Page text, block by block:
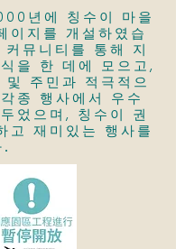
년에 칭수이 마을
이지를 개설하였습
뮤니티를 통해 지
을 한 데에 모으고,
주민과 적극적으
종 행사에서 우수
었으며, 칭수이 권
고 재미있는 행사를
.